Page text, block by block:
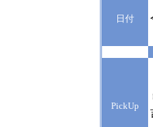
日付
PickUp